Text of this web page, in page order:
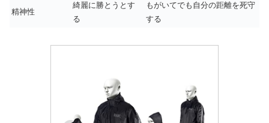
精神性
綺麗に勝とうとす
る
もがいてでも自分の距離を死守
する